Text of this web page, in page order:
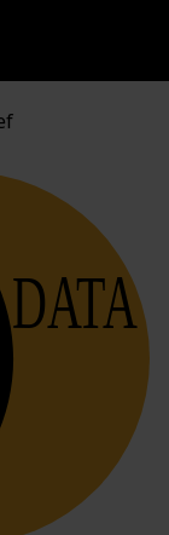
DATA